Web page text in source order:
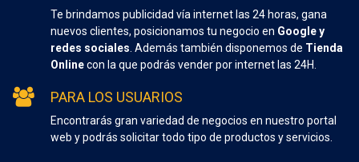
Te brindamos publicidad vía internet las 24 horas, gana
nuevos clientes, posicionamos tu negocio en Google y
redes sociales . Además también disponemos de Tienda
Onlinecon la que podrás vender por internet las 24H.
PARA LOS USUARIOS
Encontrarás gran variedad de negocios en nuestro portal
web y podrás solicitar todo tipo de productos y servicios.